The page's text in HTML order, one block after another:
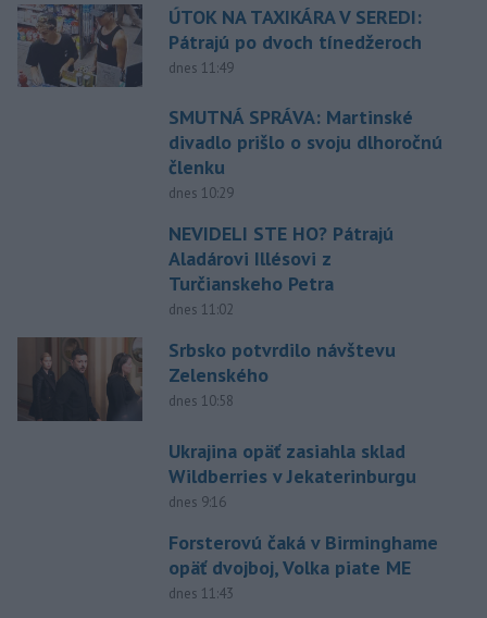
ÚTOK NA TAXIKÁRA V SEREDI:
Pátrajú po dvoch tínedžeroch
dnes 11:49
SMUTNÁ SPRÁVA: Martinské
divadlo prišlo o svoju dlhoročnú
členku
dnes 10:29
NEVIDELI STE HO? Pátrajú
Aladárovi Illésovi z
Turčianskeho Petra
dnes 11:02
Srbsko potvrdilo návštevu
Zelenského
dnes 10:58
Ukrajina opäť zasiahla sklad
Wildberries v Jekaterinburgu
dnes 9:16
Forsterovú čaká v Birminghame
opäť dvojboj, Volka piate ME
dnes 11:43